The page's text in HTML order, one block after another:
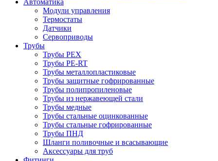
Модули управления
Термостаты
Датчики
Сервоприводы
Трубы
Трубы PEX
Трубы PE-RT
Трубы металлопластиковые
Трубы защитные гофрированные
Трубы полипропиленовые
Трубы из нержавеющей стали
Трубы медные
Трубы стальные оцинкованные
Трубы стальные гофрированные
Трубы ПНД
Шланги поливочные и всасывающие
Аксессуары для труб